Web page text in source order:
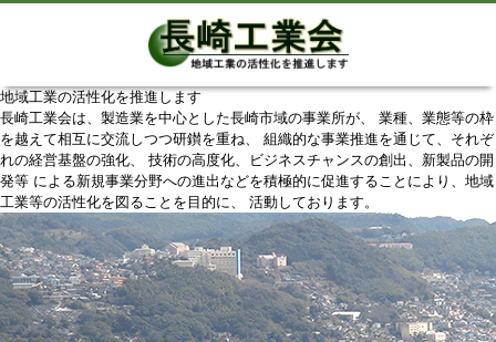
地域工業の活性化を推進します
長崎工業会は、製造業を中心とした長崎市域の事業所が、 業種、業態等の枠
を越えて相互に交流しつつ研鑚を重ね、 組織的な事業推進を通じて、それぞ
れの経営基盤の強化、 技術の高度化、ビジネスチャンスの創出、新製品の開
発等 による新規事業分野への進出などを積極的に促進することにより、地域
工業等の活性化を図ることを目的に、 活動しております。